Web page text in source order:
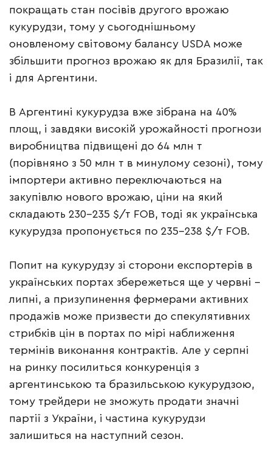
покращать стан посівів другого врожаю
кукурудзи, тому у сьогоднішньому
оновленому світовому балансу USDA може
збільшити прогноз врожаю як для Бразилії, так
і для Аргентини.
В Аргентині кукурудза вже зібрана на 40%
площ, і завдяки високій урожайності прогнози
виробництва підвищені до 64 млн т
(порівняно з 50 млн т в минулому сезоні), тому
імпортери активно переключаються на
закупівлю нового врожаю, ціни на який
складають 230-235 $/т FOB, тоді як українська
кукурудза пропонується по 235-238 $/т FOB.
Попит на кукурудзу зі сторони експортерів в
українських портах збережеться ще у червні –
липні, а призупинення фермерами активних
продажів може призвести до спекулятивних
стрибків цін в портах по мірі наближення
термінів виконання контрактів. Але у серпні
на ринку посилиться конкуренція з
аргентинською та бразильською кукурудзою,
тому трейдери не зможуть продати значні
партії з України, і частина кукурудзи
залишиться на наступний сезон.